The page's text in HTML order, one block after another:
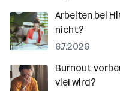
Arbeiten bei
nicht?
6.7.2026
Burnout
viel wird?